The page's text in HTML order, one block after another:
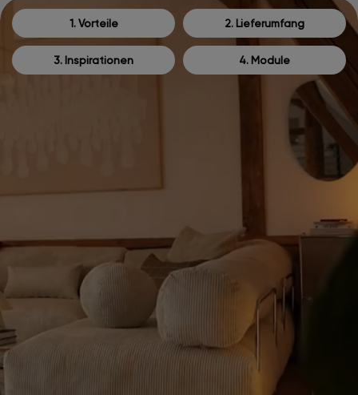
1. Vorteile 2. Lieferumfang
3. Inspirationen 4. Module